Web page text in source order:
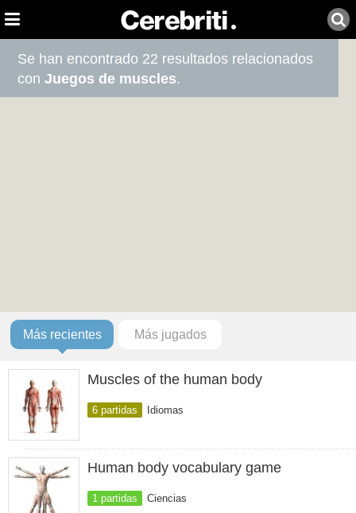
Se han encontrado 22 resultados relacionados
conJuegos de muscles.
Más recientes Más jugados
Muscles of the human body
6 partidas Idiomas
Human body vocabulary game
1 partidas Ciencias